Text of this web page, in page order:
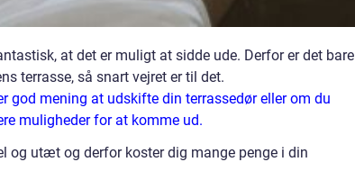
at det er muligt at sidde ude. Derfor er det bare
terrasse, så snart vejret er til det.
god mening at udskifte din terrassedør eller om du
muligheder for at komme ud.
og utæt og derfor koster dig mange penge i din